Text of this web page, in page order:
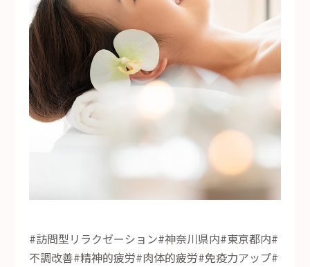
#訪問型リラクゼーション#神奈川県内#東京都内#
不調改善#精神的疲労#肉体的疲労#免疫力アップ#